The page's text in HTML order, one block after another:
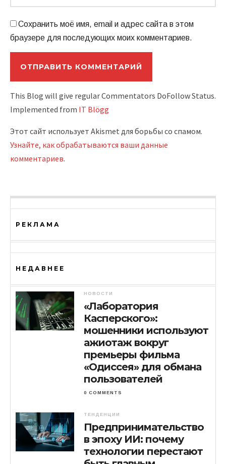
Сохранить моё имя, email и адрес сайта в этом
браузере для последующих моих комментариев.
This Blog will give regular Commentators DoFollow Status.
Implemented from IT Blögg
Этот сайт использует Akismet для борьбы со спамом.
Узнайте, как обрабатываются ваши данные
комментариев.
РЕКЛАМА
НЕДАВНЕЕ
НОВОСТИ
«Лаборатория
Касперского»:
мошенники используют
ажиотаж вокруг
премьеры фильма
«Одиссея» для обмана
пользователей
0 COMMENTS
ТЕНДЕНЦИИ
Предпринимательство
в эпоху ИИ: почему
технологии перестают